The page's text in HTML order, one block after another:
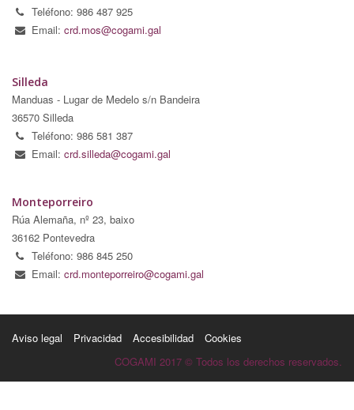
Teléfono: 986 487 925
Email: crd.mos@cogami.gal
Silleda
Manduas - Lugar de Medelo s/n Bandeira
36570 Silleda
Teléfono: 986 581 387
Email: crd.silleda@cogami.gal
Monteporreiro
Rúa Alemaña, nº 23, baixo
36162 Pontevedra
Teléfono: 986 845 250
Email: crd.monteporreiro@cogami.gal
Aviso legal Privacidad Accesibilidad
Cookies
COGAMI 2017 © Todos los derechos reservados.